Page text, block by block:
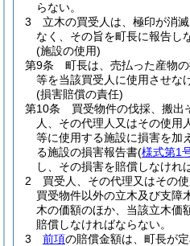
らない。
3
立木の買受人は、極印が消
なく、その旨を町長に報告し
(施設の使用)
第9条
町長は、売払った産物
等を当該買受人に使用させな
(損害賠償の責任)
第10条
買受物件の伐採、搬出
人、その代理人又はその使用
等に使用する施設に損害を加
る施設の損害報告書(様式第1
し、その損害を賠償しなけれ
2
買受人、その代理又はその
買受物件以外の立木及び支障
木の価額のほか、当該立木価
賠償しなければならない。
3
前項の賠償金額は、町長が